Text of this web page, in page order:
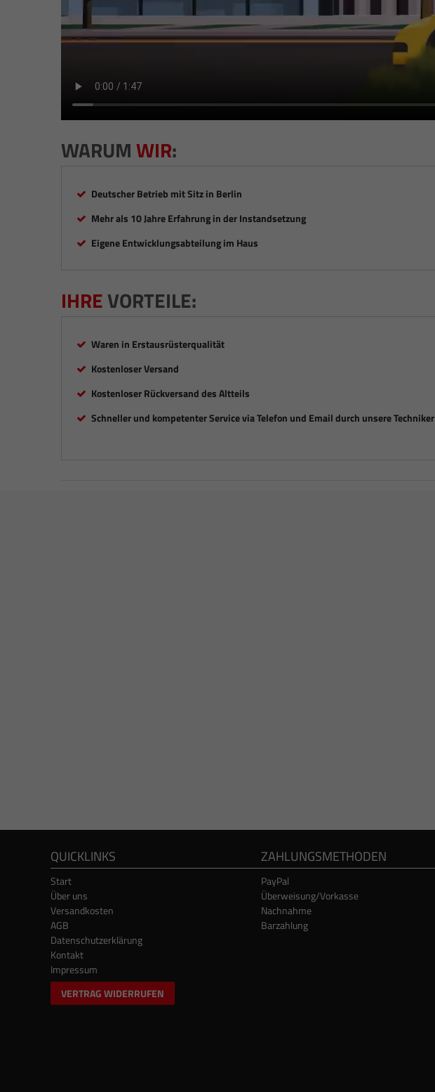
WARUMWIR:
Deutscher Betrieb mit Sitz in Berlin
Mehr als 10 Jahre Erfahrung in der Instandsetzung
Eigene Entwicklungsabteilung im Haus
IHREVORTEILE:
Waren in Erstausrüsterqualität
Kostenloser Versand
Kostenloser Rückversand des Altteils
Schneller und kompetenter Service via Telefon und Email durch unsere Techniker
QUICKLINKS
Start
Über uns
Versandkosten
AGB
Datenschutzerklärung
Kontakt
Impressum
VERTRAG WIDERRUFEN
ZAHLUNGSMETHODEN
PayPal
Überweisung/Vorkasse
Nachnahme
Barzahlung